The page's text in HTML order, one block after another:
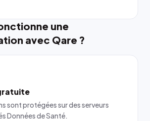
une
avec Qare ?
sont protégées sur des serveurs
Données de Santé.